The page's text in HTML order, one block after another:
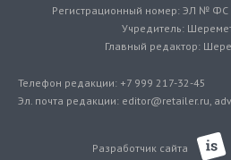
Регистрационный номер: ЭЛ № ФС
Учредитель:
Главный редактор:
Телефон редакции: +7 999 217-32-45
Эл. почта редакции: editor@retailer.ru,
Разработчик сайта